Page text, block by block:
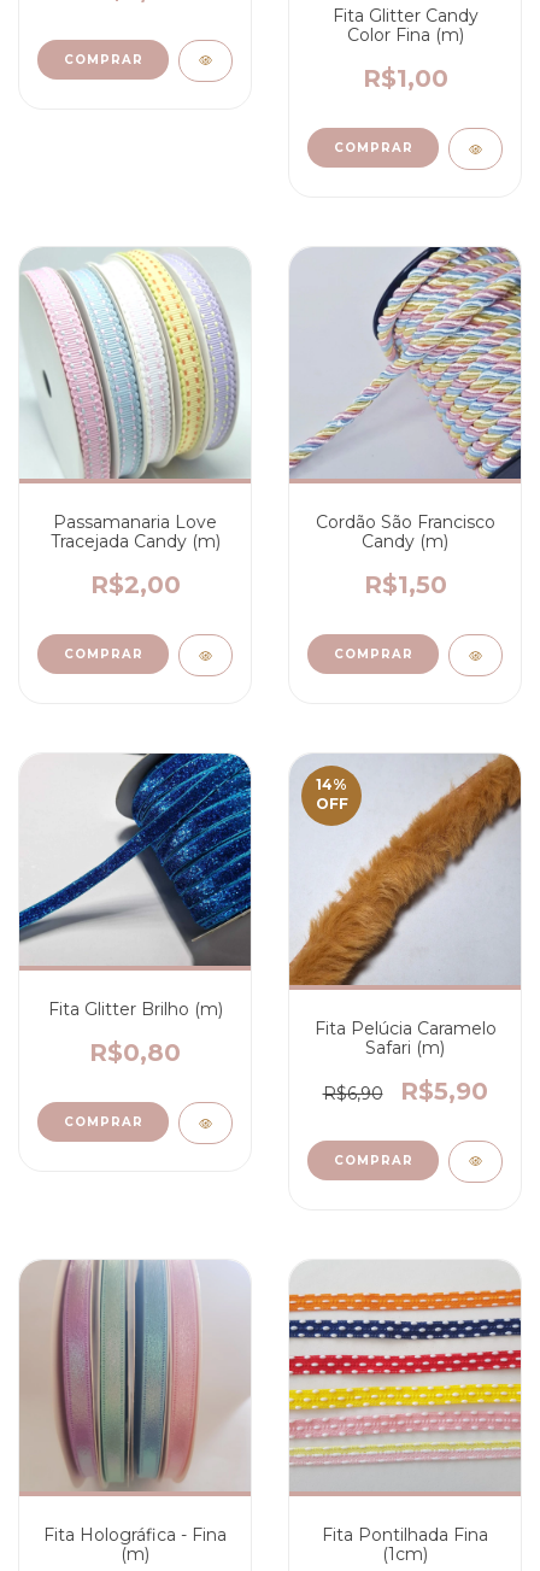
COMPRAR
Fita Glitter Candy
Color Fina (m)
R$1,00
COMPRAR
Passamanaria Love
Tracejada Candy (m)
R$2,00
COMPRAR
Cordão São Francisco
Candy (m)
R$1,50
Fita Glitter Brilho (m)
R$0,80
COMPRAR
14%
OFF
Fita Pelúcia Caramelo
Safari (m)
R$6,90 R$5,90
Fita Holográfica - Fina
(m)
Fita Pontilhada Fina
(1cm)